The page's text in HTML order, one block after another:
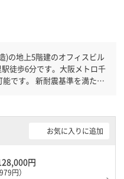
)の地上5階建のオフィスビル
です。 新耐震基準を満たし
お気に入りに追加
円
円）